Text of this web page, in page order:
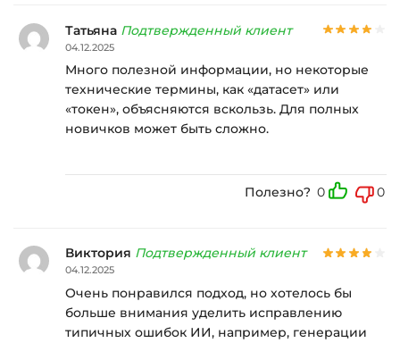
Татьяна Подтвержденный клиент
04.12.2025
Много полезной информации, но некоторые
технические термины, как «датасет» или
«токен», объясняются вскользь. Для полных
новичков может быть сложно.
Полезно? 0 0
Виктория Подтвержденный клиент
04.12.2025
Очень понравился подход, но хотелось бы
больше внимания уделить исправлению
типичных ошибок ИИ, например, генерации